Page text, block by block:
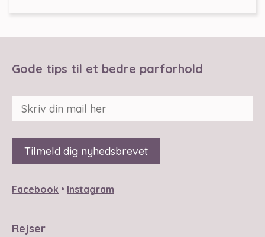
Gode tips til et bedre parforhold
Facebook • Instagram
Rejser